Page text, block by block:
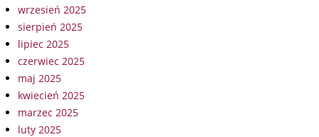
wrzesień 2025
sierpień 2025
lipiec 2025
czerwiec 2025
maj 2025
kwiecień 2025
marzec 2025
luty 2025